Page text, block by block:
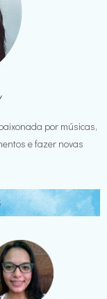
por músicas,
e fazer novas